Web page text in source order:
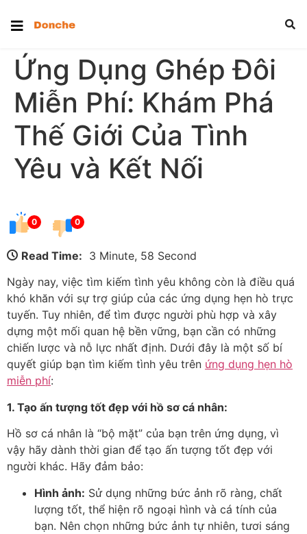
Ứng Dụng Ghép Đôi
Miễn Phí: Khám Phá
Thế Giới Của Tình
Yêu và Kết Nối
0 0
Read Time: 3 Minute, 58 Second
Ngày nay, việc tìm kiếm tình yêu không còn là điều quá
khó khăn với sự trợ giúp của các ứng dụng hẹn hò trực
tuyến. Tuy nhiên, để tìm được người phù hợp và xây
dựng một mối quan hệ bền vững, bạn cần có những
chiến lược và nỗ lực nhất định. Dưới đây là một số bí
quyết giúp bạn tìm kiếm tình yêu trên ứng dụng hẹn hò
miễn phí:
1. Tạo ấn tượng tốt đẹp với hồ sơ cá nhân:
Hồ sơ cá nhân là “bộ mặt” của bạn trên ứng dụng, vì
vậy hãy dành thời gian để tạo ấn tượng tốt đẹp với
người khác. Hãy đảm bảo:
Hình ảnh: Sử dụng những bức ảnh rõ ràng, chất
lượng tốt, thể hiện rõ ngoại hình và cá tính của
bạn. Nên chọn những bức ảnh tự nhiên, tươi sáng